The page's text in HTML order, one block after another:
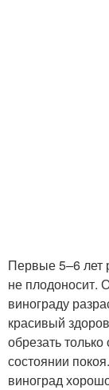
Первые 5–6 лет
не плодоносит.
винограду
красивый
обрезать
состоянии
виноград